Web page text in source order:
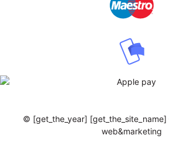
© [get_the_year] [get_the_site_name]
web&marketing